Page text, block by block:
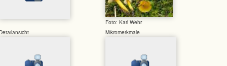
Foto: Karl Wehr
Mikromerkmale